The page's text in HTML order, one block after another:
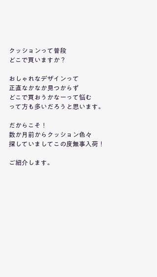
クッションって普段
どこで買いますか？
おしゃれなデザインって
正直なかなか見つからず
どこで買おうかなーって悩む
って方も多いだろうと思います。
だからこそ！
数か月前からクッション色々
探していましてこの度無事入荷！
ご紹介します。